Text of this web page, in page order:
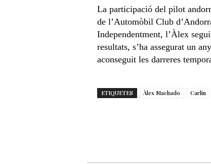
La participació del pilot
de l’Automòbil Club
Independentment, l’Àlex
resultats, s’ha assegurat un
aconseguit les darreres
ETIQUETES Àlex Machado Carlin